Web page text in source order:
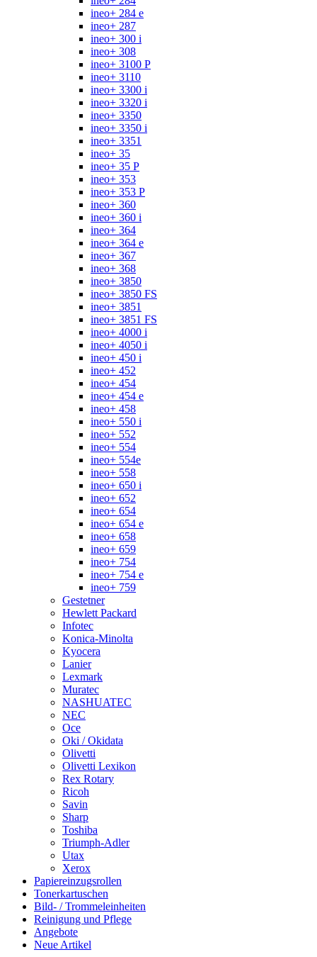
ineo+ 284 e
ineo+ 287
ineo+ 300 i
ineo+ 308
ineo+ 3100 P
ineo+ 3110
ineo+ 3300 i
ineo+ 3320 i
ineo+ 3350
ineo+ 3350 i
ineo+ 3351
ineo+ 35
ineo+ 35 P
ineo+ 353
ineo+ 353 P
ineo+ 360
ineo+ 360 i
ineo+ 364
ineo+ 364 e
ineo+ 367
ineo+ 368
ineo+ 3850
ineo+ 3850 FS
ineo+ 3851
ineo+ 3851 FS
ineo+ 4000 i
ineo+ 4050 i
ineo+ 450 i
ineo+ 452
ineo+ 454
ineo+ 454 e
ineo+ 458
ineo+ 550 i
ineo+ 552
ineo+ 554
ineo+ 554e
ineo+ 558
ineo+ 650 i
ineo+ 652
ineo+ 654
ineo+ 654 e
ineo+ 658
ineo+ 659
ineo+ 754
ineo+ 754 e
ineo+ 759
Gestetner
Hewlett Packard
Infotec
Konica-Minolta
Kyocera
Lanier
Lexmark
Muratec
NASHUATEC
NEC
Oce
Oki / Okidata
Olivetti
Olivetti Lexikon
Rex Rotary
Ricoh
Savin
Sharp
Toshiba
Triumph-Adler
Utax
Xerox
Papiereinzugsrollen
Tonerkartuschen
Bild- / Trommeleinheiten
Reinigung und Pflege
Angebote
Neue Artikel